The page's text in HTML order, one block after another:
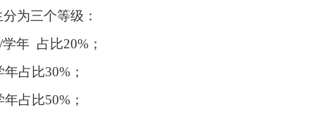
为三个等级：
/学年 占比20% ；
年占比30% ；
年占比50% ；